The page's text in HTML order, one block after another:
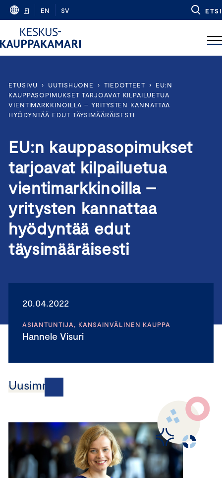
Skip
content
FI EN SV ETSI
ETUSIVU › UUTISHUONE › TIEDOTTEET ›
EU:N
KAUPPASOPIMUKSET TARJOAVAT KILPAILUETUA
VIENTIMARKKINOILLA – YRITYSTEN KANNATTAA
HYÖDYNTÄÄ EDUT TÄYSIMÄÄRÄISESTI
EU:n kauppasopimukset
tarjoavat kilpailuetua
vientimarkkinoilla –
yritysten kannattaa
hyödyntää edut
täysimääräisesti
20.04.2022
ASIANTUNTIJA, KANSAINVÄLINEN KAUPPA
Hannele Visuri
Uusimmat